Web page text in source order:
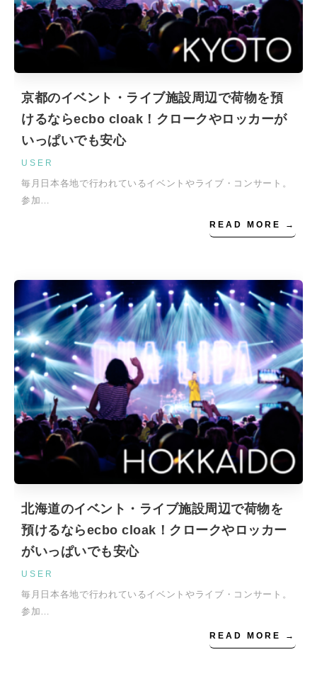
京都のイベント・ライブ施設周辺で荷物を預
けるならecbo cloak！クロークやロッカーが
いっぱいでも安心
USER
毎月日本各地で行われているイベントやライブ・コンサート。
参加…
READ MORE →
北海道のイベント・ライブ施設周辺で荷物を
預けるならecbo cloak！クロークやロッカー
がいっぱいでも安心
USER
毎月日本各地で行われているイベントやライブ・コンサート。
参加…
READ MORE →